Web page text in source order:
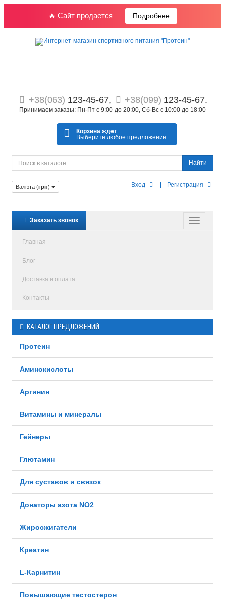
🔥 Сайт продается Подробнее
+38(063) 123-45-67, +38(099) 123-45-67.
Принимаем заказы: Пн-Пт с 9:00 до 20:00, Сб-Вс с 10:00 до 18:00
Корзина ждет
Выберите любое предложение
Найти
Вход Регистрация
Валюта (грн)
Заказать звонок
Главная
Блог
Доставка и оплата
Контакты
КАТАЛОГ ПРЕДЛОЖЕНИЙ
Протеин
Аминокислоты
Аргинин
Витамины и минералы
Гейнеры
Глютамин
Для суставов и связок
Донаторы азота NO2
Жиросжигатели
Креатин
L-Карнитин
Повышающие тестостерон